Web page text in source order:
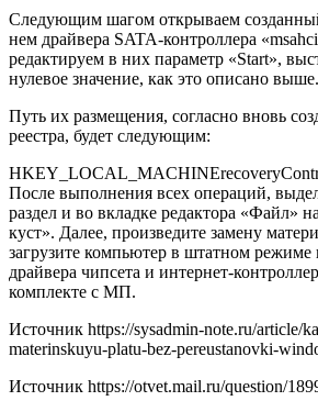
Следующим шагом открываем
нем драйвера SATA-контроллера
редактируем в них параметр «Start»,
нулевое значение, как это описано выше.
Путь их размещения, согласно вновь
реестра, будет следующим:
После выполнения всех операций,
раздел и во вкладке редактора «Файл»
куст». Далее, произведите замену
загрузите компьютер в штатном режиме
драйвера чипсета и интернет-
комплекте с МП.
Источник https://sysadmin-note.ru/article/
materinskuyu-platu-bez-pereustanovki-
Источник https://otvet.mail.ru/question/